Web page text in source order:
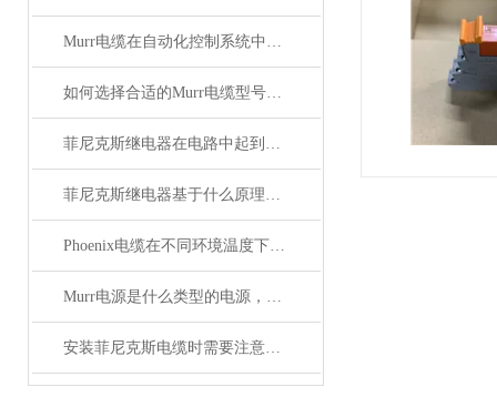
Murr电缆在自动化控制系统中的应用
如何选择合适的Murr电缆型号和规格？
菲尼克斯继电器在电路中起到什么作用？
菲尼克斯继电器基于什么原理工作？
Phoenix电缆在不同环境温度下的性能表现如何？
Murr电源是什么类型的电源，主要用于哪些领域？
安装菲尼克斯电缆时需要注意哪些事项？